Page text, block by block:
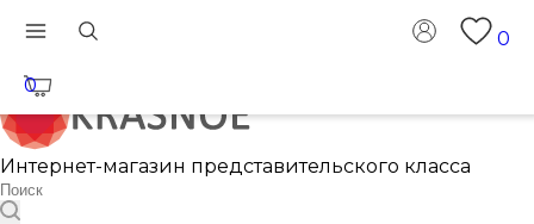
0
0
Интернет-магазин представительского класса